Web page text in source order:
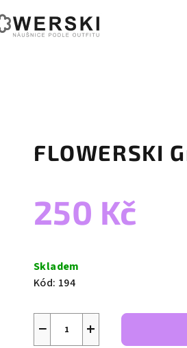
FLOWERSKI
250 Kč
cena:
Skladem
Kód: 194
+
−